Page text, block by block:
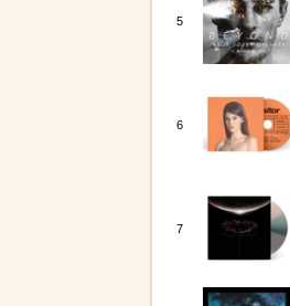
5
6
7